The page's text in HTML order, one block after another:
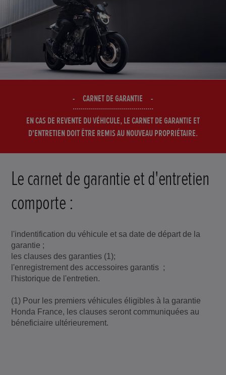
CARNET DE GARANTIE
EN CAS DE REVENTE DU VÉHICULE, LE CARNET DE GARANTIE ET
D'ENTRETIEN DOIT ÊTRE REMIS AU NOUVEAU PROPRIÉTAIRE.
Le carnet de garantie et d'entretien
comporte :
l'indentification du véhicule et sa date de départ de la
garantie ;
les clauses des garanties (1);
l'enregistrement des accessoires garantis ;
l'historique de l'entretien.
(1) Pour les premiers véhicules éligibles à la garantie
Honda France, les clauses seront communiquées au
béneficiaire ultérieurement.